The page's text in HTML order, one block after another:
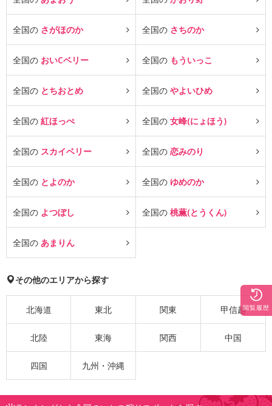
全国の さがほのか 全国の さちのか
全国の おいCベリー 全国の もういっこ
全国の とちおとめ 全国の やよいひめ
全国の 紅ほっぺ 全国の 女峰(にょほう)
全国の スカイベリー 全国の 恋みのり
全国の とよのか 全国の ゆめのか
全国の よつぼし 全国の 桃薫(とうくん)
全国の あまりん
その他のエリアから探す
北海道 東北 関東 甲信越
北陸 東海 関西 中国
四国 九州・沖縄
閲覧履歴